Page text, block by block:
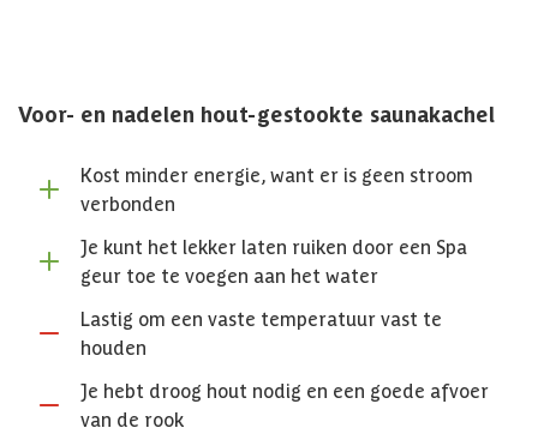
Voor- en nadelen hout-gestookte saunakachel
Kost minder energie, want er is geen stroom
verbonden
Je kunt het lekker laten ruiken door een Spa
geur toe te voegen aan het water
Lastig om een vaste temperatuur vast te
houden
Je hebt droog hout nodig en een goede afvoer
van de rook